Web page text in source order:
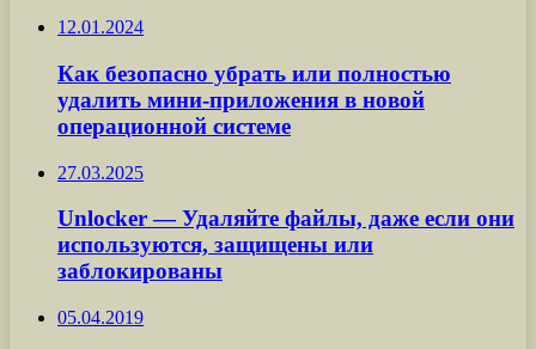
12.01.2024
Как безопасно убрать или полностью
удалить мини-приложения в новой
операционной системе
27.03.2025
Unlocker — Удаляйте файлы, даже если они
используются, защищены или
заблокированы
05.04.2019